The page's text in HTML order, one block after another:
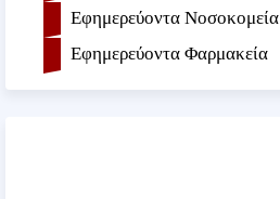
Εφημερεύοντα Νοσοκομεία
Εφημερεύοντα Φαρμακεία